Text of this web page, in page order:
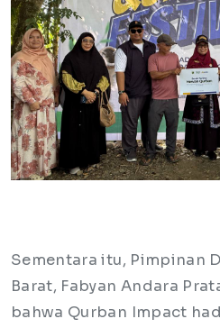
Sementara itu, Pimpinan
Barat, Fabyan Andara
bahwa Qurban Impact